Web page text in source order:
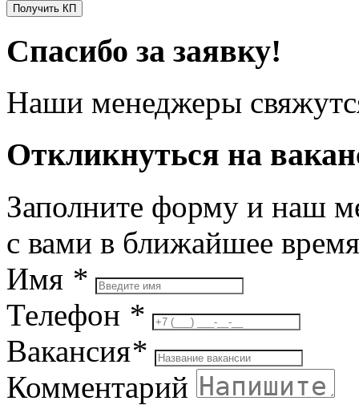
Получить КП
Спасибо за заявку!
Наши менеджеры
Откликнуться на
Заполните форму и наш
с вами в ближайшее время
Имя *
Телефон *
Вакансия*
Комментарий